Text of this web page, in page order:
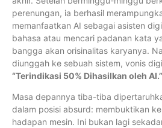
perenungan, ia berhasil
memanfaatkan AI sebagai asisten
bahasa atau mencari padanan kata
bangga akan orisinalitas karyanya.
diunggah ke sebuah sistem, vonis
“Terindikasi 50% Dihasilkan oleh AI.”
Masa depannya tiba-tiba
dalam posisi absurd: membuktikan
hadapan mesin. Ini bukan lagi